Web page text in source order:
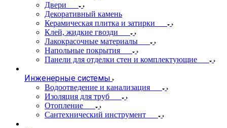
Двери
Декоративный камень
Керамическая плитка и затирки
Клей, жидкие гвозди
Лакокрасочные материалы
Напольные покрытия
Панели для отделки стен и комплектующие
Инженерные системы
Водоотведение и канализация
Изоляция для труб
Отопление
Сантехнический инструмент